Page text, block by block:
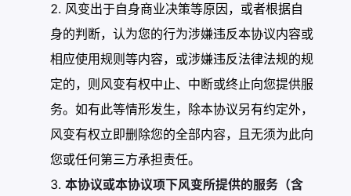
风变出于自身商业决策等原因，或者根据自
身的判断，认为您的行为涉嫌违反本协议内容或
相应使用规则等内容，或涉嫌违反法律法规的规
定的，则风变有权中止、中断或终止向您提供服
务。如有此等情形发生，除本协议另有约定外，
风变有权立即删除您的全部内容，且无须为此向
您或任何第三方承担责任。
本协议或本协议项下风变所提供的服务（含